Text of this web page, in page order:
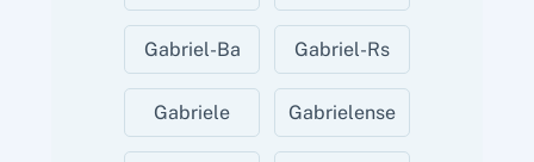
Gabriel-Ba Gabriel-Rs
Gabriele Gabrielense